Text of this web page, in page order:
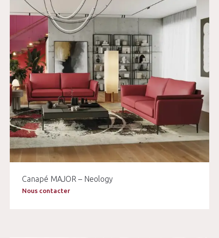
Canapé MAJOR – Neology
Nous contacter